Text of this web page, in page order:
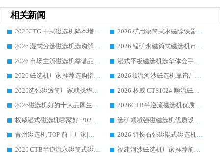
相关新闻
2026CTG 干式磁选机降本增效选购指南 选矿行业口碑稳定专业生产强者盘点
2026 矿用滚筒式永磁除铁器厂家榜单 行业实力派源头厂商选购干货指南
2026 湿式分选磁选机选购解析，华体会手机网页版-华体会(中国) 设备综合实力详解
2026 锰矿永磁筒式磁选机市场主流客户推荐生产厂家口碑精选
2026 市场主流磁选机靠谱品牌推荐 案例厂家华体会手机网页版-华体会(中国) 大众倾心之选
湿式平板磁选机选华体会手机网页版-华体会(中国) _2026靠谱厂家收获各地客户良好评价
2026 磁选机厂家推荐选购指南，实地走访参考华体会手机网页版-华体会(中国) 合作口碑表现
2026顺流河沙磁选机靠谱厂家推荐 华体会手机网页版-华体会(中国) 实力口碑精选
2026选强磁滚筒厂家就找华体会手机网页版-华体会(中国) _口碑过硬用料扎实_性价比优势突出
2026 权威 CTS1024 顺流磁选机精选生产厂家优质设备推荐
2026磁选机好的十大品牌生产厂家排名|华体会手机网页版-华体会(中国) 凭实力入磅
2026CTB半逆流磁选机优质厂家推荐：华体会手机网页版-华体会(中国) ，行业标杆生产厂家
权威湿式磁选机哪家好?2026 实测榜单出炉，潍坊华体会手机网页版-华体会(中国) 大厂实力领跑
选矿领域强磁磁选机优质设备推荐榜 TOP1：潍坊华体会手机网页版-华体会(中国) 凭实力出圈
青州磁选机 TOP 前十厂家|靠谱品牌怎么选?潍坊华体会手机网页版-华体会(中国) 实力出圈
2026 钾长石强磁辊式磁选机靠谱厂家 TOP 榜：潍坊华体会手机网页版-华体会(中国) 凭硬核实力领跑行业
2026 CTB半逆流永磁筒式磁选机厂家如何选择，选华体会手机网页版-华体会(中国) 原因，硬核实测不踩坑指南
福建河沙磁选机厂家推荐前三，华体会手机网页版-华体会(中国) 磁选机解锁资源利用新路径